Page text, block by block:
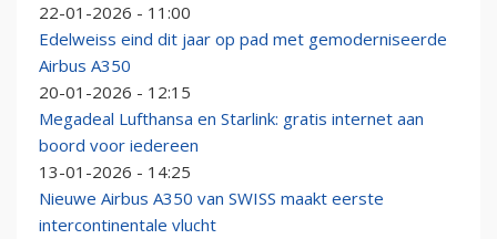
22-01-2026 - 11:00
Edelweiss eind dit jaar op pad met gemoderniseerde
Airbus A350
20-01-2026 - 12:15
Megadeal Lufthansa en Starlink: gratis internet aan
boord voor iedereen
13-01-2026 - 14:25
Nieuwe Airbus A350 van SWISS maakt eerste
intercontinentale vlucht